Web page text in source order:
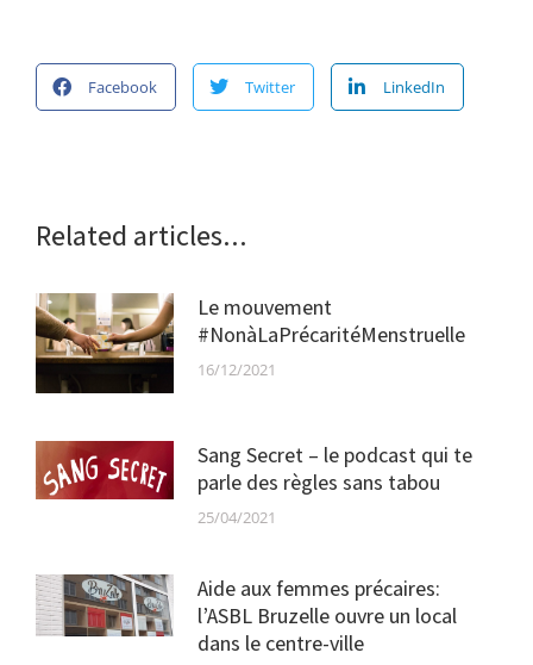
Facebook Twitter LinkedIn
Related articles...
Le mouvement
#NonàLaPrécaritéMenstruelle
16/12/2021
Sang Secret – le podcast qui te
parle des règles sans tabou
25/04/2021
Aide aux femmes précaires:
l’ASBL Bruzelle ouvre un local
dans le centre-ville